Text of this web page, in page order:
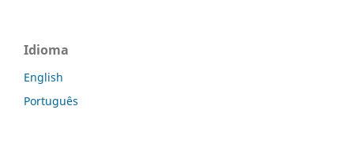
Idioma
English
Português